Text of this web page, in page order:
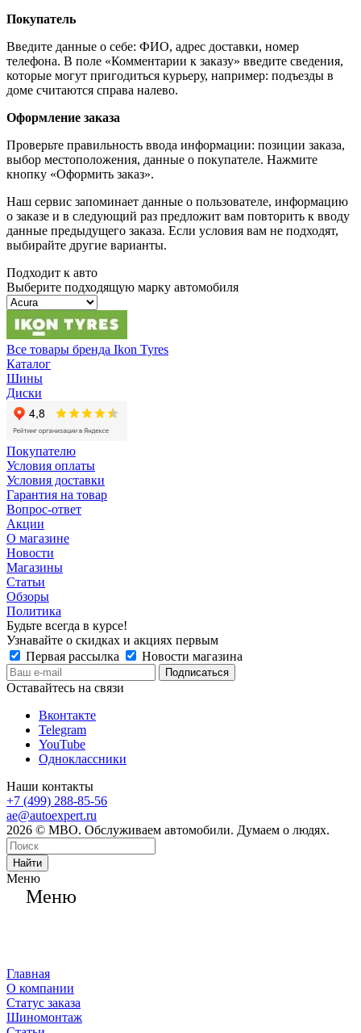
Покупатель
Введите данные о себе: ФИО, адрес доставки, номер
телефона. В поле «Комментарии к заказу» введите сведения,
которые могут пригодиться курьеру, например: подъезды в
доме считаются справа налево.
Оформление заказа
Проверьте правильность ввода информации: позиции заказа,
выбор местоположения, данные о покупателе. Нажмите
кнопку «Оформить заказ».
Наш сервис запоминает данные о пользователе, информацию
о заказе и в следующий раз предложит вам повторить к вводу
данные предыдущего заказа. Если условия вам не подходят,
выбирайте другие варианты.
Подходит к авто
Выберите подходящую марку автомобиля
Все товары бренда Ikon Tyres
Каталог
Шины
Диски
Покупателю
Условия оплаты
Условия доставки
Гарантия на товар
Вопрос-ответ
Акции
О магазине
Новости
Магазины
Статьи
Обзоры
Политика
Будьте всегда в курсе!
Узнавайте о скидках и акциях первым
Первая рассылка
Новости магазина
Оставайтесь на связи
Вконтакте
Telegram
YouTube
Одноклассники
Наши контакты
+7 (499) 288-85-56
ae@autoexpert.ru
2026 © МВО. Обслуживаем автомобили. Думаем о людях.
Найти
Меню
Меню
Главная
О компании
Статус заказа
Шиномонтаж